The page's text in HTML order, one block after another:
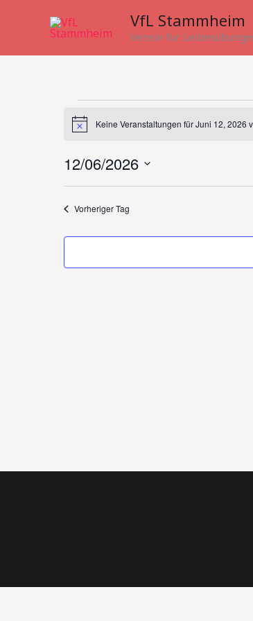
VfL Stammheim
Verein für
für
12,
2026
HinweisKeine Veranstaltungen für Juni 12, 2026
12/06/2026
Datum
wählen.
Vorheriger Tag